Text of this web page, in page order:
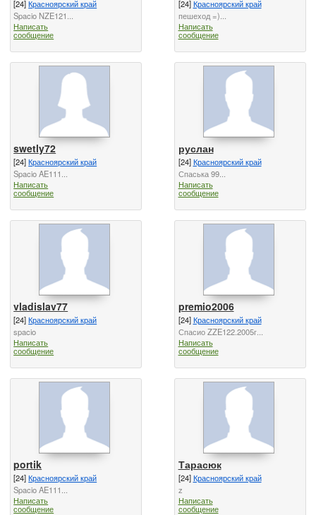
[24]Красноярский край
Spacio NZE121...
Написать
сообщение
[24]Красноярский край
пешеход =)...
Написать
сообщение
swetly72
[24]Красноярский край
Spacio AE111...
Написать
сообщение
руслан
[24]Красноярский край
Спаська 99...
Написать
сообщение
vladislav77
[24]Красноярский край
spacio
Написать
сообщение
premio2006
[24]Красноярский край
Спасио ZZE122.2005г...
Написать
сообщение
portik
[24]Красноярский край
Spacio AE111...
Написать
сообщение
Тарасюк
[24]Красноярский край
z
Написать
сообщение